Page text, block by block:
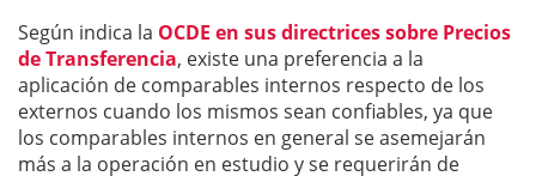
Según indica la OCDE en sus directrices sobre Precios
de Transferencia, existe una preferencia a la
aplicación de comparables internos respecto de los
externos cuando los mismos sean confiables, ya que
los comparables internos en general se asemejarán
más a la operación en estudio y se requerirán de